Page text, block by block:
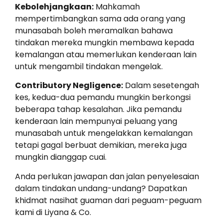
Kebolehjangkaan: Mahkamah
mempertimbangkan sama ada orang yang
munasabah boleh meramalkan bahawa
tindakan mereka mungkin membawa kepada
kemalangan atau memerlukan kenderaan lain
untuk mengambil tindakan mengelak.
Contributory Negligence: Dalam sesetengah
kes, kedua-dua pemandu mungkin berkongsi
beberapa tahap kesalahan. Jika pemandu
kenderaan lain mempunyai peluang yang
munasabah untuk mengelakkan kemalangan
tetapi gagal berbuat demikian, mereka juga
mungkin dianggap cuai.
Anda perlukan jawapan dan jalan penyelesaian
dalam tindakan undang-undang? Dapatkan
khidmat nasihat guaman dari peguam-peguam
kami di Liyana & Co.